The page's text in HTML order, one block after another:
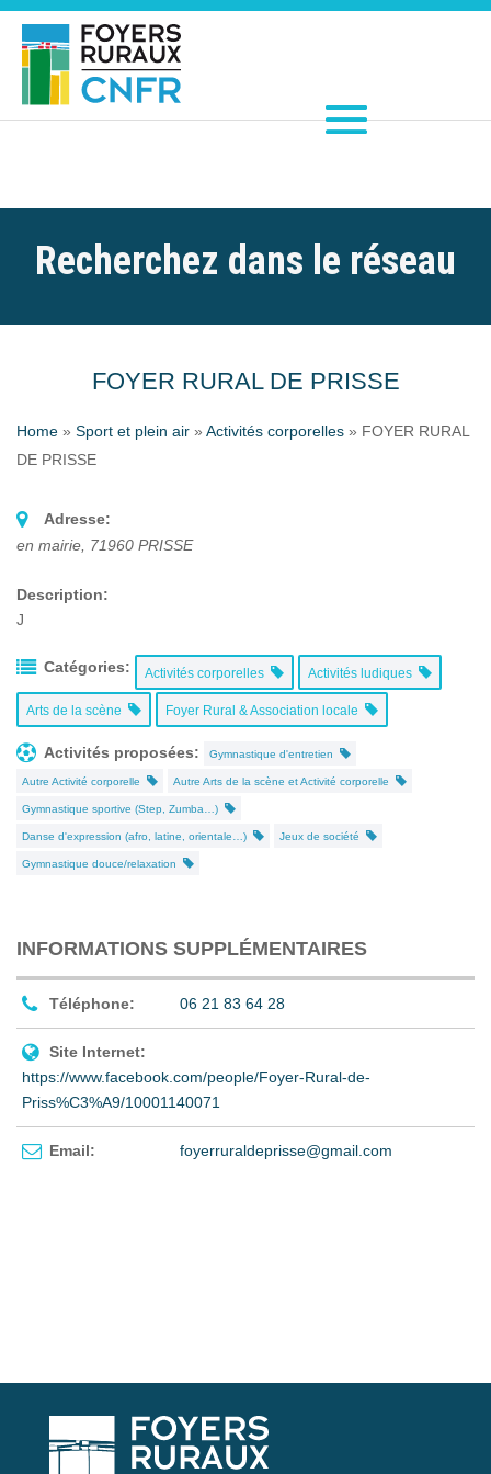
Recherchez dans le réseau
FOYER RURAL DE PRISSE
Home » Sport et plein air » Activités corporelles » FOYER RURAL
DE PRISSE
Adresse:
en mairie 71960 PRISSE
Description:
J
Catégories: Activités corporelles Activités ludiques
Arts de la scène Foyer Rural & Association locale
Activités proposées: Gymnastique d'entretien
Autre Activité corporelle Autre Arts de la scène et Activité corporelle
Gymnastique sportive (Step, Zumba…)
Danse d'expression (afro, latine, orientale…) Jeux de société
Gymnastique douce/relaxation
INFORMATIONS SUPPLÉMENTAIRES
Téléphone: 06 21 83 64 28
Site Internet:
https://www.facebook.com/people/Foyer-Rural-de-
Priss%C3%A9/10001140071
Email: foyerruraldeprisse@gmail.com